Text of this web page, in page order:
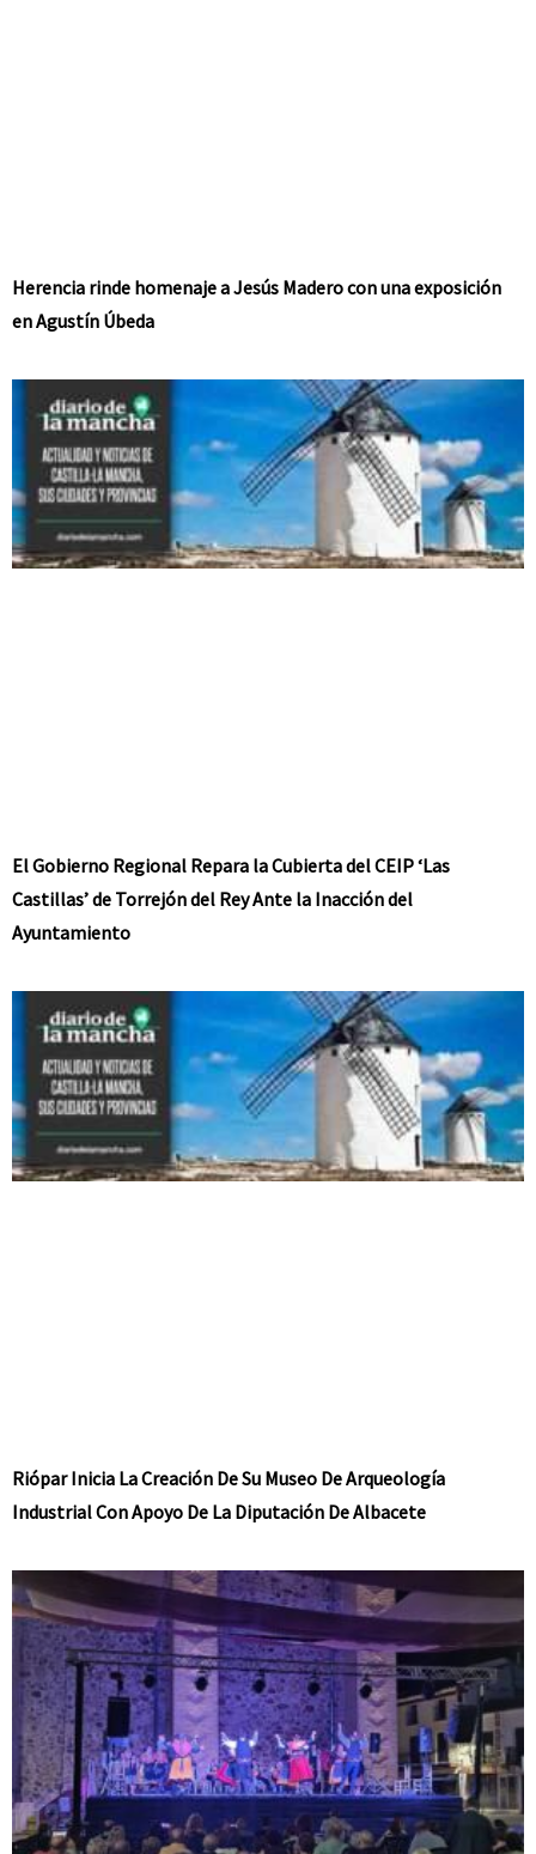
Herencia rinde homenaje a Jesús Madero con una exposición
en Agustín Úbeda
El Gobierno Regional Repara la Cubierta del CEIP ‘Las
Castillas’ de Torrejón del Rey Ante la Inacción del
Ayuntamiento
Riópar Inicia La Creación De Su Museo De Arqueología
Industrial Con Apoyo De La Diputación De Albacete